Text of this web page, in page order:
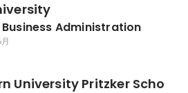
Administration
University Pritzker Scho